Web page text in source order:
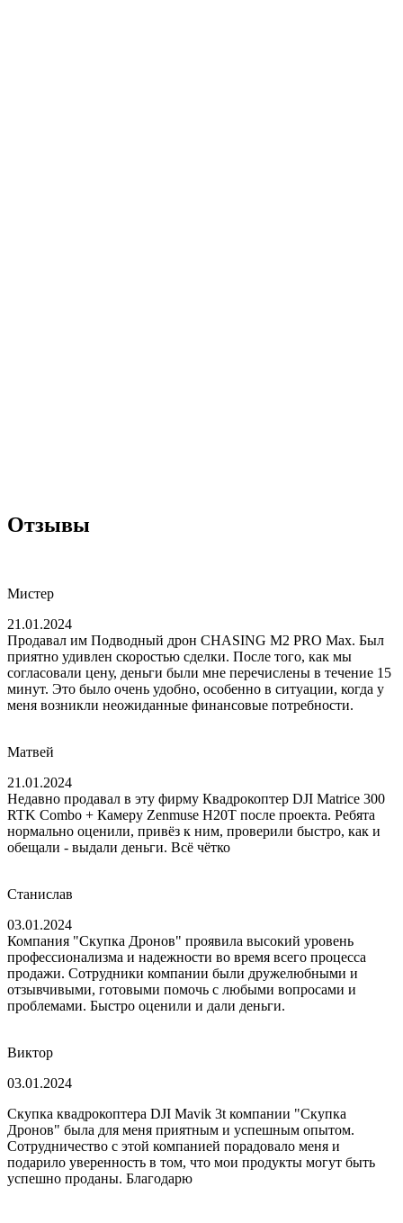
Отзывы
Мистер
21.01.2024
Продавал им Подводный дрон CHASING M2 PRO Max. Был
приятно удивлен скоростью сделки. После того, как мы
согласовали цену, деньги были мне перечислены в течение 15
минут. Это было очень удобно, особенно в ситуации, когда у
меня возникли неожиданные финансовые потребности.
Матвей
21.01.2024
Недавно продавал в эту фирму Квадрокоптер DJI Matrice 300
RTK Combo + Камеру Zenmuse H20T после проекта. Ребята
нормально оценили, привёз к ним, проверили быстро, как и
обещали - выдали деньги. Всё чётко
Станислав
03.01.2024
Компания "Скупка Дронов" проявила высокий уровень
профессионализма и надежности во время всего процесса
продажи. Сотрудники компании были дружелюбными и
отзывчивыми, готовыми помочь с любыми вопросами и
проблемами. Быстро оценили и дали деньги.
Виктор
03.01.2024
Скупка квадрокоптера DJI Mavik 3t компании "Скупка
Дронов" была для меня приятным и успешным опытом.
Сотрудничество с этой компанией порадовало меня и
подарило уверенность в том, что мои продукты могут быть
успешно проданы. Благодарю